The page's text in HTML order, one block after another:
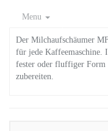
Menu
Der Milchaufschäumer
für jede Kaffeemaschine.
fester oder fluffiger Form
zubereiten.